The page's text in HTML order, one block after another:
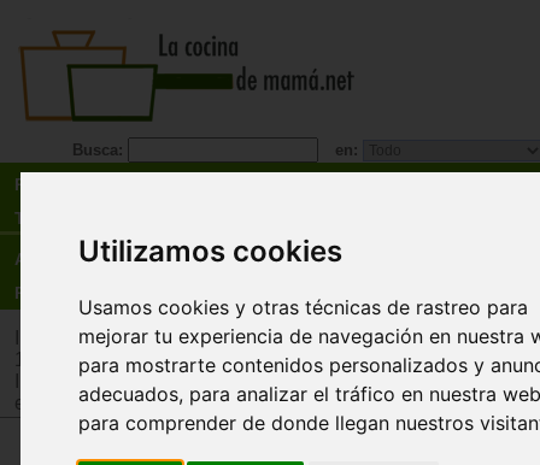
Utilizamos cookies
Usamos cookies y otras técnicas de rastreo para
mejorar tu experiencia de navegación en nuestra
para mostrarte contenidos personalizados y
adecuados, para analizar el tráfico en nuestra
para comprender de donde llegan nuestros
Busca: en:
Recetas
Tienda
Actualidad
Registro
>Tienda>Juguetes infantiles>Juguetes por edad>
12 años
>Tienda > Juguetes por tipo
estimulación intelectual y memoria